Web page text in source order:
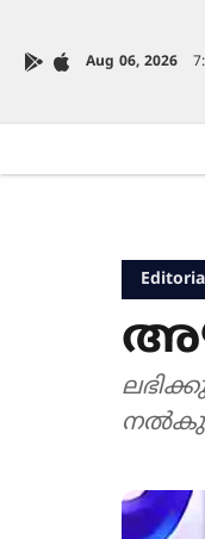
Aug 06, 2026